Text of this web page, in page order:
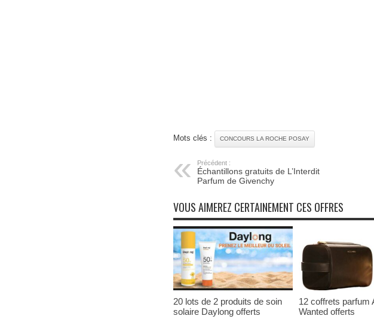
Mots clés : CONCOURS LA ROCHE POSAY
Précédent :
Échantillons gratuits de L’Interdit
Parfum de Givenchy
VOUS AIMEREZ CERTAINEMENT CES OFFRES
20 lots de 2 produits de soin
solaire Daylong offerts
12 coffrets parfum
Wanted offerts